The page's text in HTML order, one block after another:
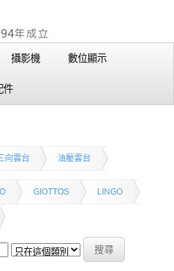
攝影機 數位顯示
件
向雲台 油壓雲台
GIOTTOS LINGO